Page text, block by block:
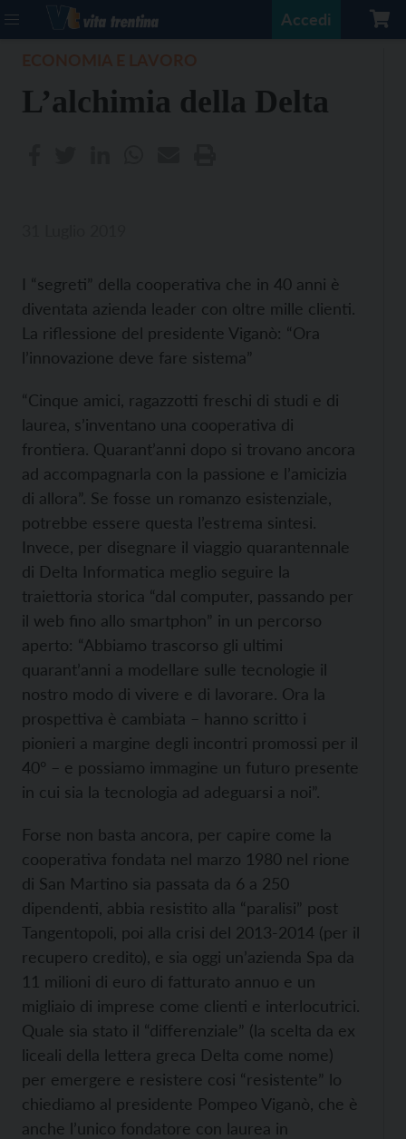
Accedi
L’alchimia della Delta
I “segreti” della cooperativa che in 40 anni è
diventata azienda leader con oltre mille clienti.
La riflessione del presidente Viganò: “Ora
l’innovazione deve fare sistema”
“Cinque amici, ragazzotti freschi di studi e di
laurea, s’inventano una cooperativa di
frontiera. Quarant’anni dopo si trovano ancora
ad accompagnarla con la passione e l’amicizia
di allora”. Se fosse un romanzo esistenziale,
potrebbe essere questa l’estrema sintesi.
Invece, per disegnare il viaggio quarantennale
di Delta Informatica meglio seguire la
traiettoria storica “dal computer, passando per
il web fino allo smartphon” in un percorso
aperto: “Abbiamo trascorso gli ultimi
quarant’anni a modellare sulle tecnologie il
nostro modo di vivere e di lavorare. Ora la
prospettiva è cambiata – hanno scritto i
pionieri a margine degli incontri promossi per il
40° – e possiamo immagine un futuro presente
in cui sia la tecnologia ad adeguarsi a noi”.
Forse non basta ancora, per capire come la
cooperativa fondata nel marzo 1980 nel rione
di San Martino sia passata da 6 a 250
dipendenti, abbia resistito alla “paralisi” post
Tangentopoli, poi alla crisi del 2013-2014 (per il
recupero credito), e sia oggi un’azienda Spa da
11 milioni di euro di fatturato annuo e un
migliaio di imprese come clienti e interlocutrici.
Quale sia stato il “differenziale” (la scelta da ex
liceali della lettera greca Delta come nome)
per emergere e resistere cosi “resistente” lo
chiediamo al presidente Pompeo Viganò, che è
anche l’unico fondatore con laurea in